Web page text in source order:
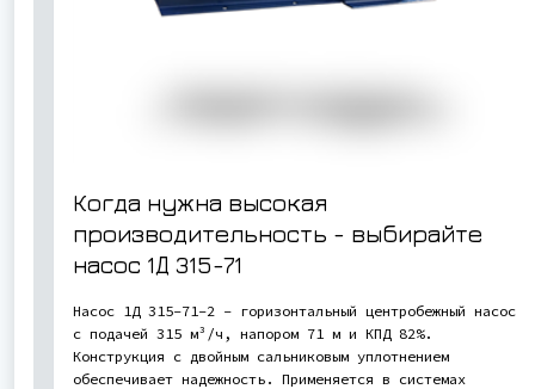
Когда нужна высокая
производительность - выбирайте
насос 1Д 315-71
Насос 1Д 315-71-2 - горизонтальный центробежный насос
с подачей 315 м³/ч, напором 71 м и КПД 82%.
Конструкция с двойным сальниковым уплотнением
обеспечивает надежность. Применяется в системах